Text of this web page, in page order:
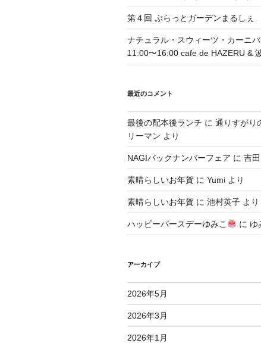
第４回 ぷらっとガーデンまるしぇ
ナチュラル・スウィーツ・カーニ
11:00〜16:00 cafe de HAZERU &
最近のコメント
最後の配本後ランチ に 通りすがり
リーマン より
NAGIバックナンバーフェア に 吉
素晴らしいお年賀 に Yumi より
素晴らしいお年賀 に 池村英子 より
ハッピーバースデーゆみこ に ゆ
アーカイブ
2026年5月
2026年3月
2026年1月